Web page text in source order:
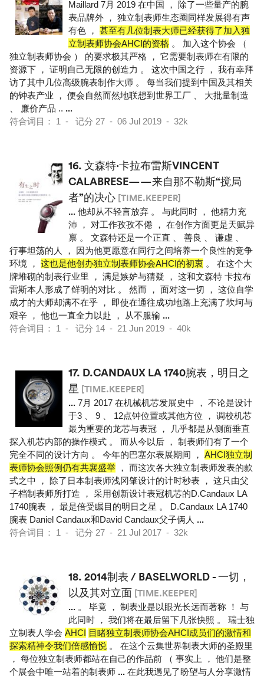
Maillard 7月 2019 在中国 ， 除了一些量产的腕
表品牌外 ， 独立制表师生态圈同样发展得有声
有色 ， 甚至有几位制表大师已经获得了加入独
立制表师协会AHCI的资格 。 加入这个协会 （
独立制表师协会 ） 的要求极其严格 ， 它需要制表师在有限的
资源下 ， 证明自己无限的创造力 。 这次中国之行 ， 我有幸拜
访了其中几位高级腕表制作大师 。 每当我们提到中国及其相关
的钟表产业 ， 便会自然而然地联想到世界工厂 、 大批量制造
、 廉价产品 .. ...
符合词目： 1 - 记分 27 - 06 Jul 2019 - 32k
16. 文森特·卡拉布雷斯VINCENT
CALABRESE——来自那不勒斯“搅局
者”的决心 [TIME.KEEPER]
... 他却从不轻言放弃 。 与此同时 ， 他精力充
沛 ， 对工作孜孜不倦 ， 在创作方面更是天赋异
禀 。 文森特还是一个正直 、 善良 、 谦虚 、
行事坦荡的人 ， 因为他更愿意在同行之间培养一个良性的竞争
环境 ， 这也是他创办独立制表师协会AHCI的初衷 。 在这个大
牌堆砌的制表行业里 ， 满是嫉妒与猜疑 ， 这和文森特 卡拉布
雷斯本人形成了鲜明的对比 。 然而 ， 面对这一切 ， 这位自学
成才的大师却满不在乎 ， 即使在通往成功地路上充满了坎坷与
艰辛 ， 他也一直全力以赴 ， 从不服输 ...
符合词目： 1 - 记分 14 - 21 Jun 2019 - 40k
17. D.CANDAUX LA 1740腕表，明日之
星 [TIME.KEEPER]
... 7月 2017 在机械机芯发展史中 ， 不论是设计
于3 、 9 、 12点钟位置或其他方位 ， 调校机芯
最为重要的龙芯与表冠 ， 几乎都是从侧面垂直
探入机芯内部的操作模式 。 而从今以后 ， 制表师们有了一个
完全不同的设计方向 。 今年的巴塞尔表展期间 ， AHCI独立制
表师协会照例仍有共襄盛举 ， 而这次各大独立制表师发表的款
式之中 ， 除了日本制表师浅冈肇设计的计时秒表 ， 这只由父
子档制表师所打造 ， 采用创新设计表冠机芯的D.Candaux LA
1740腕表 ， 最是倍受瞩目的明日之星 。 D.Candaux LA 1740
腕表 Daniel Candaux和David Candaux父子俩人 ...
符合词目： 1 - 记分 27 - 21 Jul 2017 - 32k
18. 2014制表 / BASELWORLD - 一切，
以及其对立面 [TIME.KEEPER]
... 。 毕竟 ， 制表业是以眼光长远而著称 ！ 与
此同时 ， 我们将在最后留下几张快照 。 瑞士独
立制表人学会 AHCI 目睹独立制表师协会AHCI成员们的激情和
探索精神令我们倍感愉悦 。 在这个云集世界制表大师的圣殿里
， 每位独立制表师都站在自己的作品前 （ 事实上 ， 他们是整
个展会中唯一站着的制表师 ... 在此我遇见了盼望与人分享激情